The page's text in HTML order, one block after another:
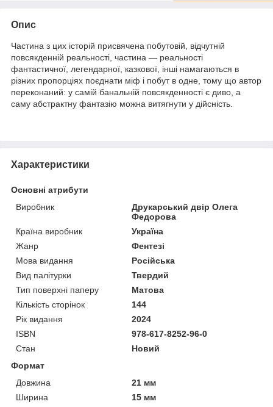
Опис
Частина з цих історій присвячена побутовій, відчутній
повсякденній реальності, частина — реальності
фантастичної, легендарної, казкової, інші намагаються в
різних пропорціях поєднати міф і побут в одне, тому що автор
переконаний: у самій банальній повсякденності є диво, а
саму абстрактну фантазію можна витягнути у дійсність.
Характеристики
Основні атрибути
Виробник
Друкарський двір Олега
Федорова
Країна виробник
Україна
Жанр
Фентезі
Мова видання
Російська
Вид палітурки
Твердий
Тип поверхні паперу
Матова
Кількість сторінок
144
Рік видання
2024
ISBN
978-617-8252-96-0
Стан
Новий
Формат
Довжина
21 мм
Ширина
15 мм